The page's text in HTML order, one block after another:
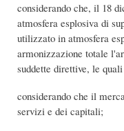
considerando che, il 18
atmosfera esplosiva di
utilizzato in atmosfera
armonizzazione totale
suddette direttive, le
considerando che il
servizi e dei capitali;